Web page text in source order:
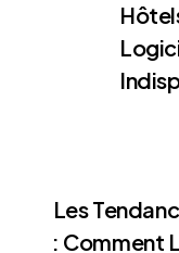
Les
: Comment